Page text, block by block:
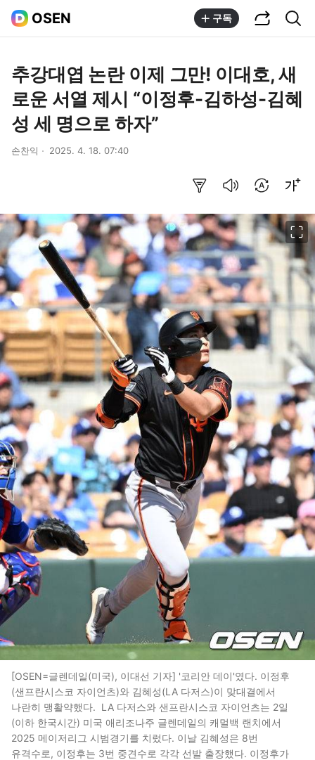
OSEN 구독
추강대엽 논란 이제 그만! 이대호, 새
로운 서열 제시 “이정후-김하성-김혜
성 세 명으로 하자”
손찬익 2025. 4. 18. 07:40
[OSEN=글렌데일(미국), 이대선 기자] '코리안 데이'였다. 이정후
(샌프란시스코 자이언츠)와 김혜성(LA 다저스)이 맞대결에서
나란히 맹활약했다. LA 다저스와 샌프란시스코 자이언츠는 2일
(이하 한국시간) 미국 애리조나주 글렌데일의 캐멀백 랜치에서
2025 메이저리그 시범경기를 치렀다. 이날 김혜성은 8번
유격수로, 이정후는 3번 중견수로 각각 선발 출장했다. 이정후가